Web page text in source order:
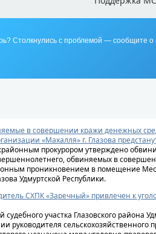
Столкнулись с проблемой — сообщите о
в совершении кражи денежных
«Махалля» г. Глазова
прокурором утверждено
обвиняемых в
проникновением в помещение
Удмуртской Республики.
СХПК «Заречный» привлечен к
участка Глазовского района
руководителя сельскохозяйственного